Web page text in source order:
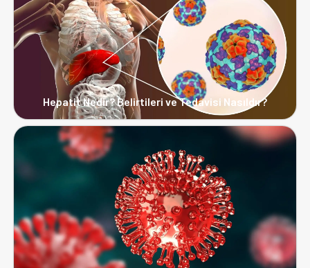
Hepatit Nedir? Belirtileri ve Tedavisi Nasıldır?